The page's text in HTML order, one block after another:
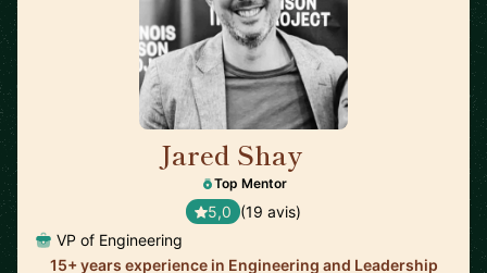
Jared Shay
Top Mentor
5,0 (19 avis)
VP of Engineering
15+ years experience in Engineering and Leadership